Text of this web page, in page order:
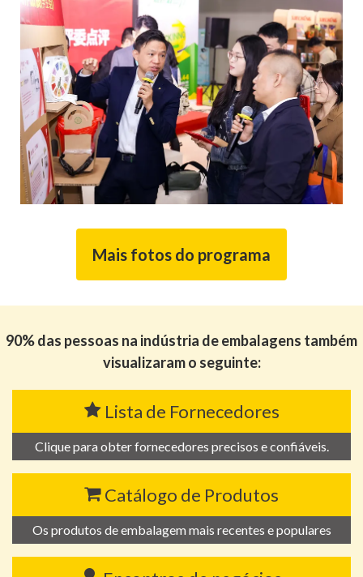
Mais fotos do programa
90% das pessoas na indústria de embalagens também
visualizaram o seguinte:
Lista de Fornecedores
Clique para obter fornecedores precisos e confiáveis.
Catálogo de Produtos
Os produtos de embalagem mais recentes e populares